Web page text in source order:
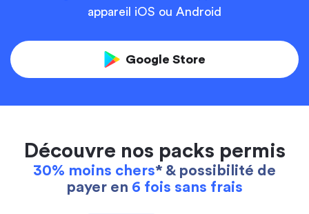
appareil iOS ou Android
Google Store
Découvre nos packs permis
30% moins chers* & possibilité de
payer en 6 fois sans frais